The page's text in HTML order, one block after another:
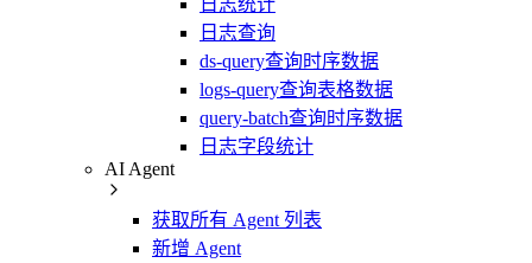
日志查询
ds-query查询时序数据
logs-query查询表格数据
query-batch查询时序数据
日志字段统计
AI Agent
获取所有 Agent 列表
新增 Agent